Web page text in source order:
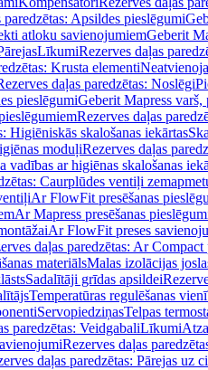
paredzētas: Apsildes pieslēgumi
atloku savienojumiemGeberit
LīkumiRezerves daļas
Krusta elementi
daļas paredzētas: Noslēgi
pieslēgumiGeberit Mapress varš,
Rezerves daļas
Higiēniskās skalošanas iekārtas
moduļiRezerves daļas
vadības ar higiēnas skalošanas
Caurplūdes ventiļi
Ar FlowFit presēšanas
Ar Mapress presēšanas
Ar FlowFit preses
daļas paredzētas: Ar
materiālsMalas izolācijas
Sadalītāji grīdas apsildei
Temperatūras regulēšanas
ServopiedziņasTelpas
paredzētas: VeidgabaliLīkumi
Rezerves daļas
daļas paredzētas: Pārejas uz